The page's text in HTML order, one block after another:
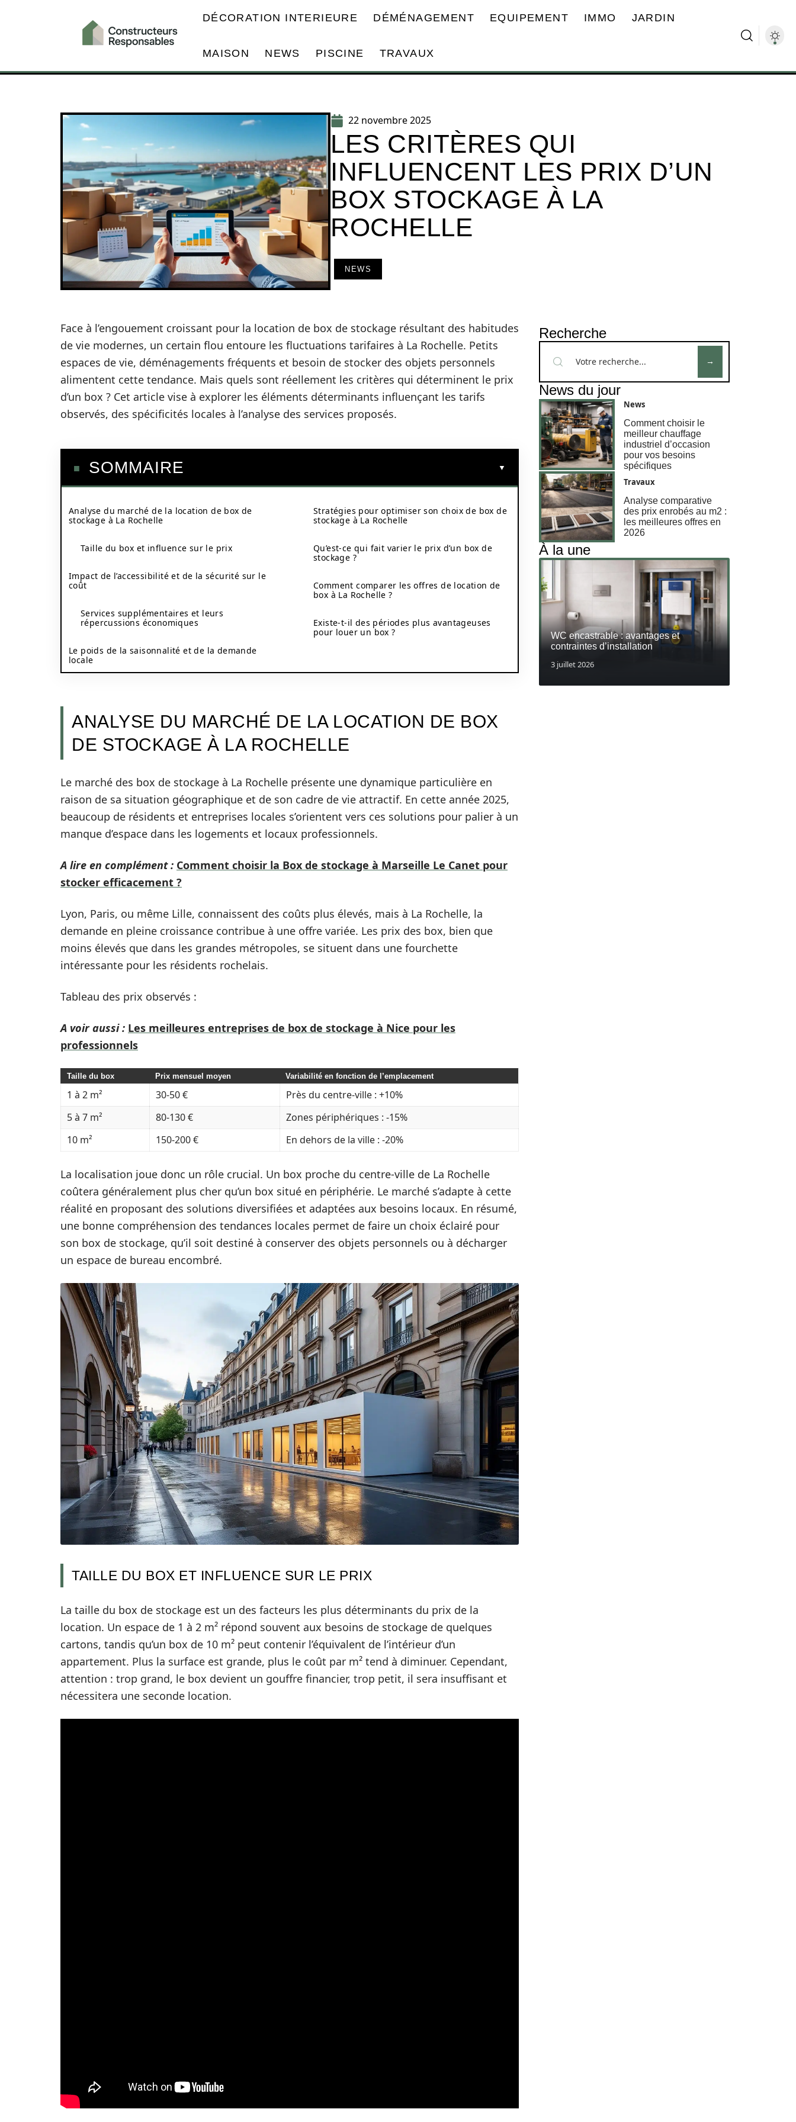
DÉCORATION INTERIEURE DÉMÉNAGEMENT EQUIPEMENT IMMO JARDIN
MAISON NEWS PISCINE TRAVAUX
22 novembre 2025
LES CRITÈRES QUI
INFLUENCENT LES PRIX D’UN
BOX STOCKAGE À LA
ROCHELLE
NEWS
Face à l’engouement croissant pour la location de box de stockage résultant des habitudes
de vie modernes, un certain flou entoure les fluctuations tarifaires à La Rochelle. Petits
espaces de vie, déménagements fréquents et besoin de stocker des objets personnels
alimentent cette tendance. Mais quels sont réellement les critères qui déterminent le prix
d’un box ? Cet article vise à explorer les éléments déterminants influençant les tarifs
observés, des spécificités locales à l’analyse des services proposés.
SOMMAIRE
Analyse du marché de la location de box de
stockage à La Rochelle
Taille du box et influence sur le prix
Impact de l’accessibilité et de la sécurité sur le
coût
Services supplémentaires et leurs
répercussions économiques
Le poids de la saisonnalité et de la demande
locale
Stratégies pour optimiser son choix de box de
stockage à La Rochelle
Qu’est-ce qui fait varier le prix d’un box de
stockage ?
Comment comparer les offres de location de
box à La Rochelle ?
Existe-t-il des périodes plus avantageuses
pour louer un box ?
ANALYSE DU MARCHÉ DE LA LOCATION DE BOX
DE STOCKAGE À LA ROCHELLE
Le marché des box de stockage à La Rochelle présente une dynamique particulière en
raison de sa situation géographique et de son cadre de vie attractif. En cette année 2025,
beaucoup de résidents et entreprises locales s’orientent vers ces solutions pour palier à un
manque d’espace dans les logements et locaux professionnels.
A lire en complément : Comment choisir la Box de stockage à Marseille Le Canet pour
stocker efficacement ?
Lyon, Paris, ou même Lille, connaissent des coûts plus élevés, mais à La Rochelle, la
demande en pleine croissance contribue à une offre variée. Les prix des box, bien que
moins élevés que dans les grandes métropoles, se situent dans une fourchette
intéressante pour les résidents rochelais.
Tableau des prix observés :
A voir aussi : Les meilleures entreprises de box de stockage à Nice pour les
professionnels
Taille du box Prix mensuel moyen Variabilité en fonction de l’emplacement
1 à 2 m² 30-50 €
Près du centre-ville : +10%
5 à 7 m²
80-130 €
Zones périphériques : -15%
10 m²
150-200 € En dehors de la ville : -20%
La localisation joue donc un rôle crucial. Un box proche du centre-ville de La Rochelle
coûtera généralement plus cher qu’un box situé en périphérie. Le marché s’adapte à cette
réalité en proposant des solutions diversifiées et adaptées aux besoins locaux. En résumé,
une bonne compréhension des tendances locales permet de faire un choix éclairé pour
son box de stockage, qu’il soit destiné à conserver des objets personnels ou à décharger
un espace de bureau encombré.
TAILLE DU BOX ET INFLUENCE SUR LE PRIX
La taille du box de stockage est un des facteurs les plus déterminants du prix de la
location. Un espace de 1 à 2 m² répond souvent aux besoins de stockage de quelques
cartons, tandis qu’un box de 10 m² peut contenir l’équivalent de l’intérieur d’un
appartement. Plus la surface est grande, plus le coût par m² tend à diminuer. Cependant,
attention : trop grand, le box devient un gouffre financier, trop petit, il sera insuffisant et
nécessitera une seconde location.
Recherche
News du jour
News
Comment choisir le
meilleur chauffage
industriel d’occasion
pour vos besoins
spécifiques
Travaux
Analyse comparative
des prix enrobés au m2 :
les meilleures offres en
2026
À la une
WC encastrable : avantages et
contraintes d’installation
3 juillet 2026